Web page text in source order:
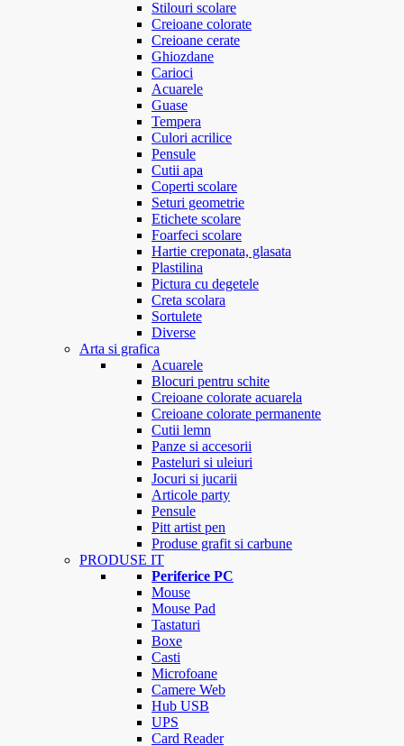
Stilouri scolare
Creioane colorate
Creioane cerate
Ghiozdane
Carioci
Acuarele
Guase
Tempera
Culori acrilice
Pensule
Cutii apa
Coperti scolare
Seturi geometrie
Etichete scolare
Foarfeci scolare
Hartie creponata, glasata
Plastilina
Pictura cu degetele
Creta scolara
Sortulete
Diverse
Arta si grafica
Acuarele
Blocuri pentru schite
Creioane colorate acuarela
Creioane colorate permanente
Cutii lemn
Panze si accesorii
Pasteluri si uleiuri
Jocuri si jucarii
Articole party
Pensule
Pitt artist pen
Produse grafit si carbune
PRODUSE IT
Periferice PC
Mouse
Mouse Pad
Tastaturi
Boxe
Casti
Microfoane
Camere Web
Hub USB
UPS
Card Reader